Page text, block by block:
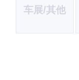
车展/其他